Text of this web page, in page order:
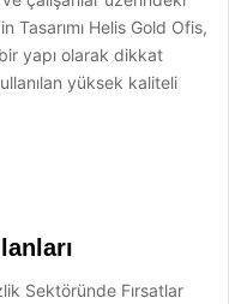
Tasarımı Helis Gold Ofis,
yapı olarak dikkat
yüksek kaliteli
Sektöründe Fırsatlar